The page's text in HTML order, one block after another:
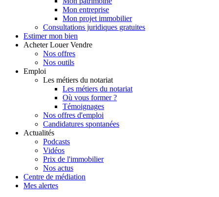
Mon entreprise
Mon projet immobilier
Consultations juridiques gratuites
Estimer mon bien
Acheter Louer Vendre
Nos offres
Nos outils
Emploi
Les métiers du notariat
Les métiers du notariat
Où vous former ?
Témoignages
Nos offres d'emploi
Candidatures spontanées
Actualités
Podcasts
Vidéos
Prix de l'immobilier
Nos actus
Centre de médiation
Mes alertes